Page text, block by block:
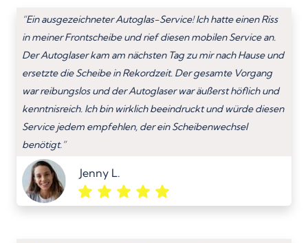
“Ein ausgezeichneter Autoglas-Service! Ich hatte einen Riss
in meiner Frontscheibe und rief diesen mobilen Service an.
Der Autoglaser kam am nächsten Tag zu mir nach Hause und
ersetzte die Scheibe in Rekordzeit. Der gesamte Vorgang
war reibungslos und der Autoglaser war äußerst höflich und
kenntnisreich. Ich bin wirklich beeindruckt und würde diesen
Service jedem empfehlen, der ein Scheibenwechsel
benötigt.”
Jenny L.